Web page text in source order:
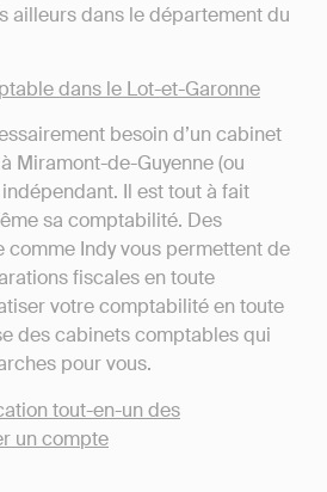
ailleurs dans le département du
dans le Lot-et-Garonne
besoin d’un cabinet
Miramont-de-Guyenne (ou
Il est tout à fait
sa comptabilité. Des
Indy vous permettent de
fiscales en toute
votre comptabilité en toute
des cabinets comptables qui
pour vous.